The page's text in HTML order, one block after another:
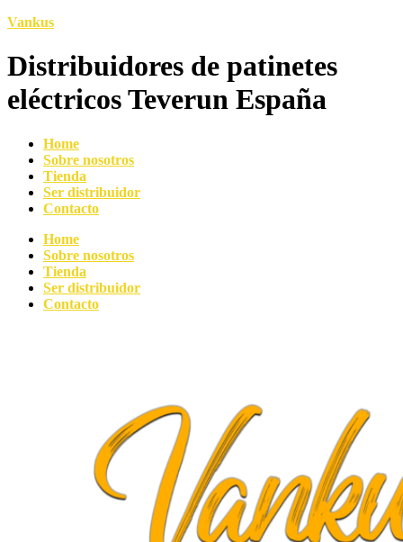
Vankus
Distribuidores de patinetes
eléctricos Teverun España
Home
Sobre nosotros
Tienda
Ser distribuidor
Contacto
Home
Sobre nosotros
Tienda
Ser distribuidor
Contacto